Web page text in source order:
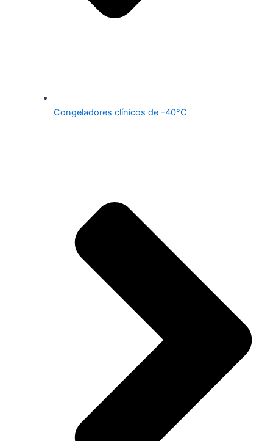
Congeladores clínicos de -40°C